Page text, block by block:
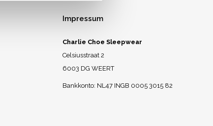
Impressum
Charlie Choe Sleepwear
Celsiusstraat 2
6003 DG WEERT
Bankkonto: NL47 INGB 0005 3015 82